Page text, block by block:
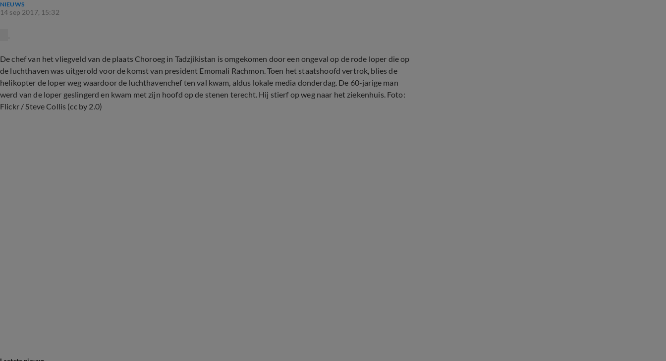
NIEUWS
14 sep 2017, 15:32
De chef van het vliegveld van de plaats Choroeg in Tadzjikistan is omgekomen door een ongeval op de rode loper die op
de luchthaven was uitgerold voor de komst van president Emomali Rachmon. Toen het staatshoofd vertrok, blies de
helikopter de loper weg waardoor de luchthavenchef ten val kwam, aldus lokale media donderdag. De 60-jarige man
werd van de loper geslingerd en kwam met zijn hoofd op de stenen terecht. Hij stierf op weg naar het ziekenhuis. Foto:
Flickr / Steve Collis (cc by 2.0)